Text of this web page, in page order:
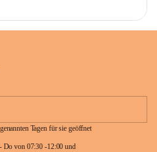
Tagen für sie geöffnet
Telefonisch erreichen Sie uns: Mo - Do von 07:30 -12:00 und